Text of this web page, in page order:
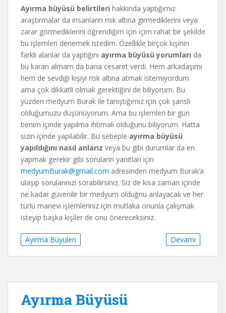
Ayırma büyüsü belirtileri hakkında yaptığımız
araştırmalar da insanların risk altına girmediklerini veya
zarar görmediklerini öğrendiğim için içim rahat bir şekilde
bu işlemleri denemek istedim. Özellikle birçok kişinin
farklı alanlar da yaptığını ayırma büyüsü yorumları da
bu kararı almam da bana cesaret verdi. Hem arkadaşımı
hem de sevdiği kişiyi risk altına atmak istemiyordum
ama çok dikkatli olmak gerektiğini de biliyorum. Bu
yüzden medyum Burak ile tanıştığımız için çok şanslı
olduğumuzu düşünüyorum. Ama bu işlemleri bir gün
benim içinde yapılma ihtimali olduğunu biliyorum. Hatta
sizin içinde yapılabilir. Bu sebeple ayırma büyüsü
yapıldığını nasıl anlarız veya bu gibi durumlar da en
yapmak gerekir gibi soruların yanıtları için
medyumBurak@gmail.com adresinden medyum Burak’a
ulaşıp sorularınızı sorabilirsiniz. Siz de kısa zaman içinde
ne kadar güvenilir bir medyum olduğnu anlayacak ve her
türlü manevi işlemleriniz için mutlaka onunla çalışmak
isteyip başka kişiler de onu önereceksiniz.
Devamı
Ayırma Büyüleri
Ayırma Büyüsü